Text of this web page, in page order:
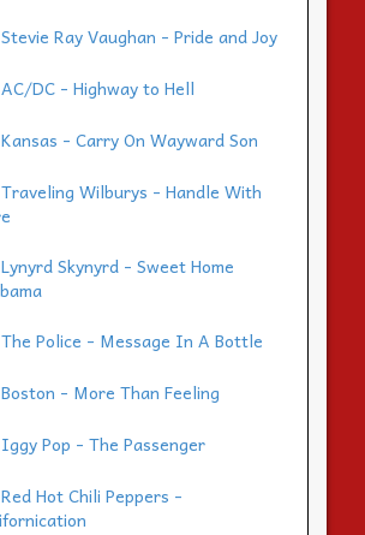
Stevie Ray Vaughan - Pride and Joy
AC/DC - Highway to Hell
Kansas - Carry On Wayward Son
Traveling Wilburys - Handle With
Lynyrd Skynyrd - Sweet Home
The Police - Message In A Bottle
Boston - More Than Feeling
Iggy Pop - The Passenger
Red Hot Chili Peppers -